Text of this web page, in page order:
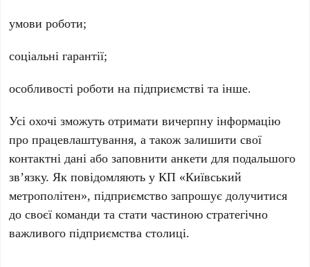
умови роботи;
соціальні гарантії;
особливості роботи на підприємстві та інше.
Усі охочі зможуть отримати вичерпну інформацію
про працевлаштування, а також залишити свої
контактні дані або заповнити анкети для подальшого
зв’язку. Як повідомляють уКП «Київський
метрополітен», підприємство запрошує долучитися
до своєї команди та стати частиною стратегічно
важливого підприємства столиці.